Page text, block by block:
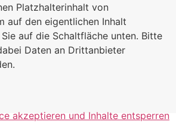
Platzhalterinhalt von
auf den eigentlichen Inhalt
auf die Schaltfläche unten. Bitte
Daten an Drittanbieter
akzeptieren und Inhalte entsperren